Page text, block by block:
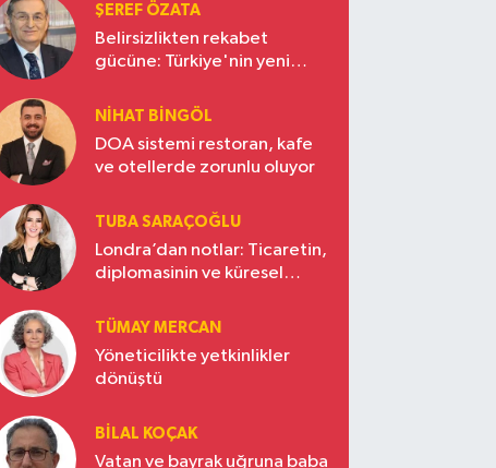
ŞEREF ÖZATA
Belirsizlikten rekabet
gücüne: Türkiye'nin yeni
NIHAT BINGÖL
DOA sistemi restoran, kafe
ve otellerde zorunlu oluyor
TUBA SARAÇOĞLU
Londra’dan notlar: Ticaretin,
diplomasinin ve küresel
Türkiye’nin yükselen gücü
TÜMAY MERCAN
Yöneticilikte yetkinlikler
dönüştü
BILAL KOÇAK
Vatan ve bayrak uğruna baba